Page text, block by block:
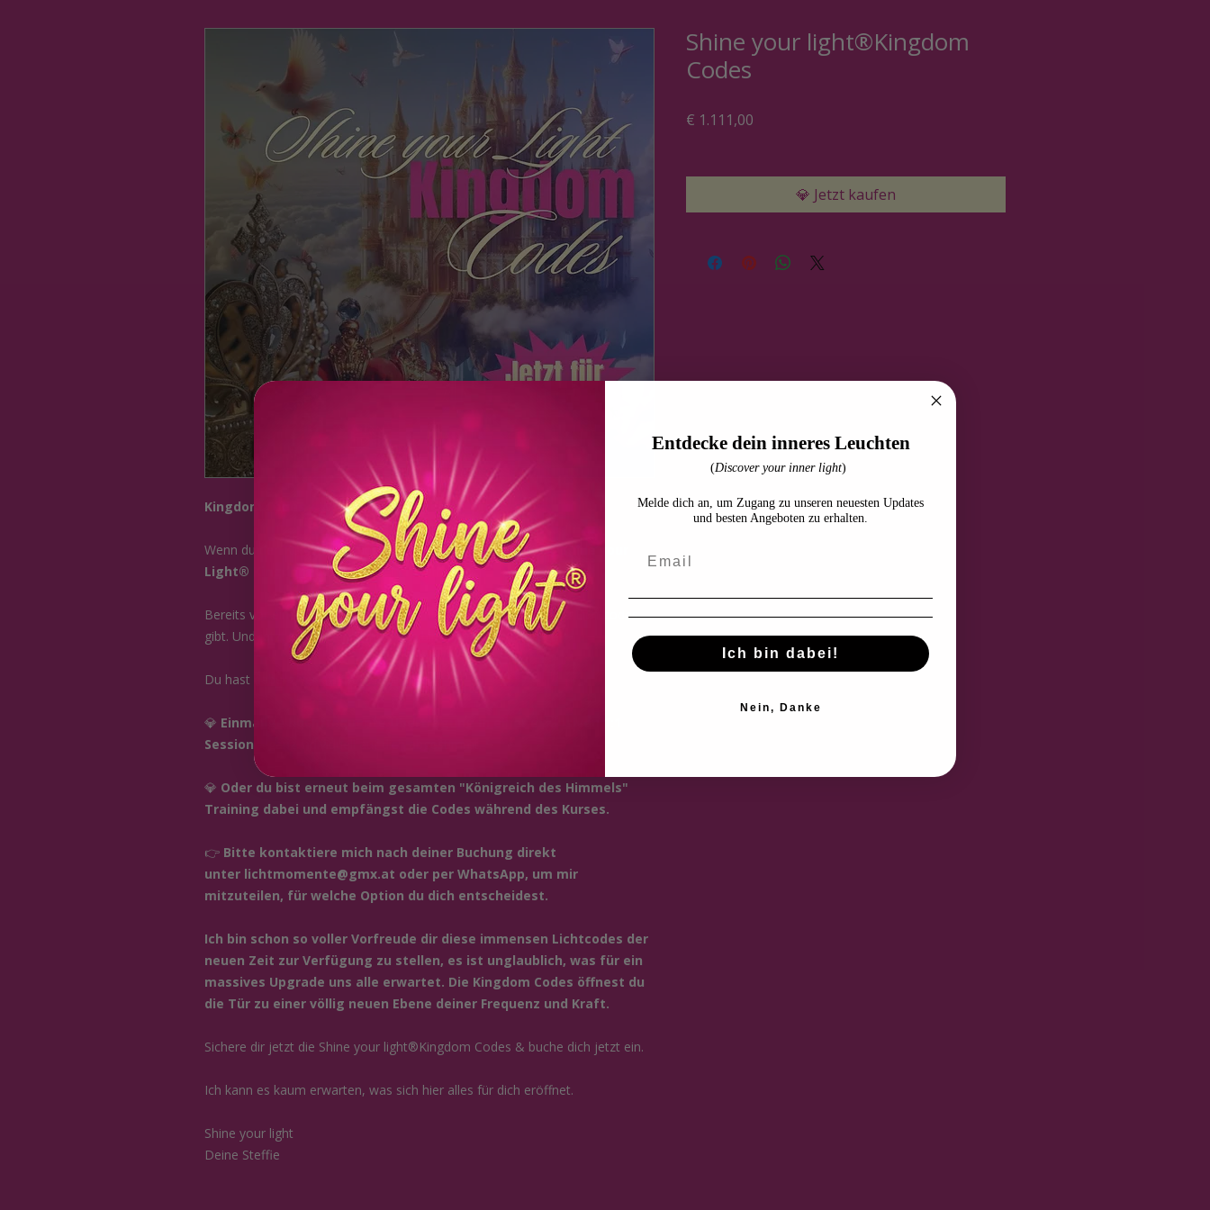
Kingdom Codes – Wiederholer-Angebot
Wenn du den Kurs bereits absolviert hast, kannst du jetzt dieShine your
Light® Kingdom Codesfür1.111 €erhalten.
Bereits vor einem halben Jahr wurde mir gesagt, dass es hierzu Lichtcodes
gibt. Und jetzt sind sie endlich da. Ich bin schon so aufgeregt.
Du hast dabei zwei kraftvolle Optionen:
💎 Einmalige hochfrequente Übertragung in einer exklusiven 1:1
Session
💎 Oder du bist erneut beim gesamten "Königreich des Himmels"
Training dabei und empfängst die Codes während des Kurses.
👉 Bitte kontaktiere mich nach deiner Buchung direkt
unter lichtmomente@gmx.at oder per WhatsApp, um mir
mitzuteilen, für welche Option du dich entscheidest.
Ich bin schon so voller Vorfreude dir diese immensen Lichtcodes der
neuen Zeit zur Verfügung zu stellen, es ist unglaublich, was für ein
massives Upgrade uns alle erwartet. Die Kingdom Codes öffnest du
die Tür zu einer völlig neuen Ebene deiner Frequenz und Kraft.
Sichere dir jetzt die Shine your light®Kingdom Codes & buche dich jetzt ein.
Ich kann es kaum erwarten, was sich hier alles für dich eröffnet.
Shine your light
Deine Steffie
Shine your light®Kingdom
Codes
€ 1.111,00
💎 Jetzt kaufen
Entdecke dein inneres Leuchten
(Discover your inner light)
Melde dich an, um Zugang zu unseren neuesten Updates
und besten Angeboten zu erhalten.
Ich bin dabei!
Nein, Danke